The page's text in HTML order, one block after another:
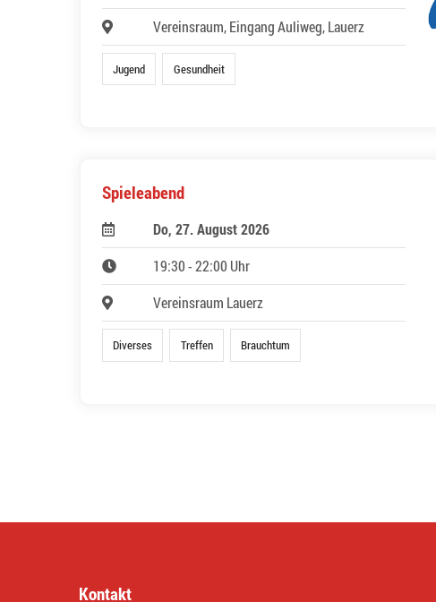
Vereinsraum, Eingang Auliweg, Lauerz
Jugend Gesundheit
Spieleabend
Do, 27. August 2026
19:30 - 22:00 Uhr
Vereinsraum Lauerz
Diverses Treffen Brauchtum
Kontakt